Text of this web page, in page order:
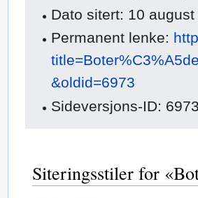
Dato sitert: 10
Permanent lenke:
&oldid=6973
Sideversjons-ID:
Siteringsstiler for